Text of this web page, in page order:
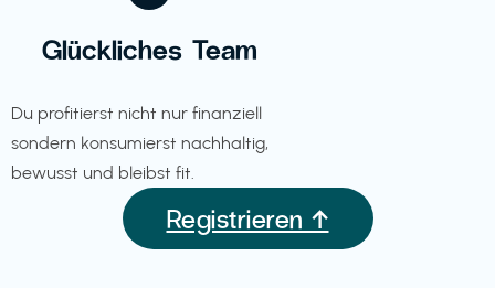
Glückliches Team
Du profitierst nicht nur finanziell
sondern konsumierst nachhaltig,
bewusst und bleibst fit.
Registrieren ↑